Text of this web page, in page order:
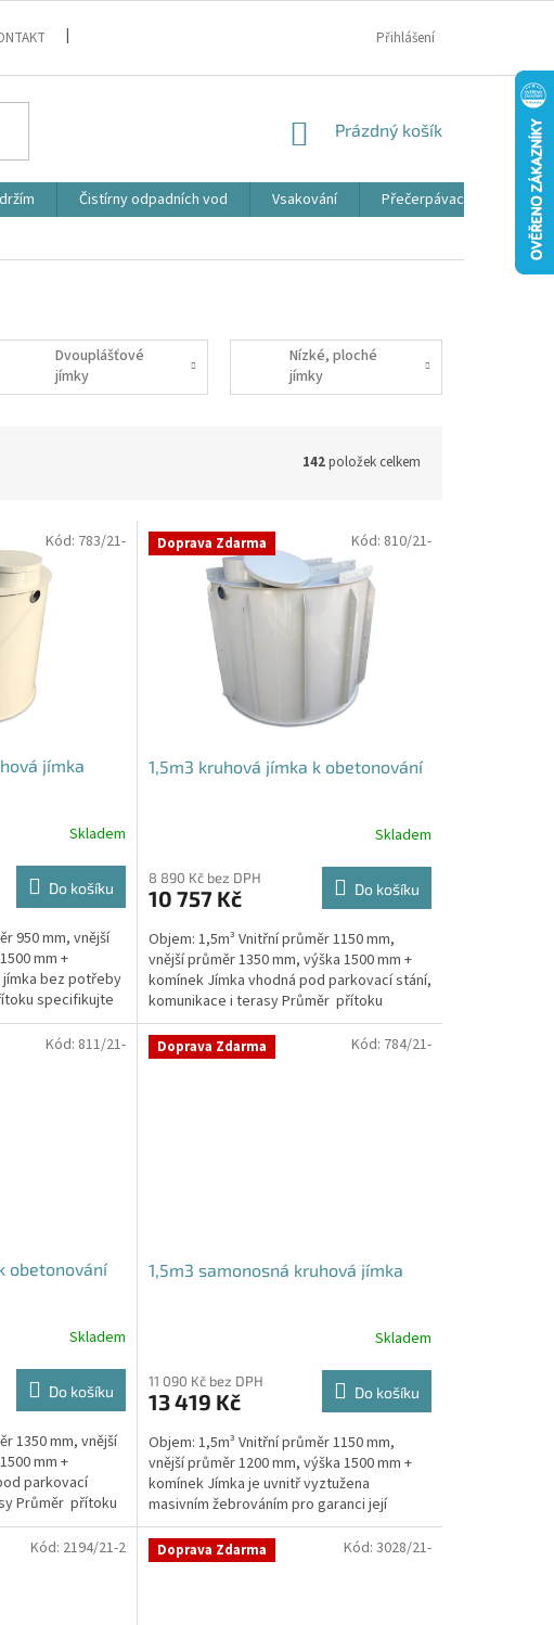
Přihlášení
NÁKUPNÍ
Prázdný košík
Čistírny odpadních vod Vsakování Přečerpávací jímky
Dvouplášťové
jímky
Nízké, ploché
jímky
142položek celkem
jímka
Skladem
Do košíku
950 mm, vnější
mm +
bez potřeby
specifikujte
Kód: 783/21- Doprava Zdarma
1,5m3 kruhová jímka k obetonování
produktu
je
z
5
hvězdiček.
Skladem
8 890 Kč bez DPH
10 757 Kč Do košíku
Objem: 1,5m³ Vnitřní průměr 1150 mm,
vnější průměr 1350 mm, výška 1500 mm +
komínek Jímka vhodná pod parkovací stání,
komunikace i terasy Průměr přítoku
specifikujte v...
Kód: 810/21-
obetonování
Skladem
Do košíku
1350 mm, vnější
mm +
parkovací
Průměr přítoku
Kód: 811/21- Doprava Zdarma
1,5m3 samonosná kruhová jímka
produktu
je
z
5
hvězdiček.
Skladem
11 090 Kč bez DPH
13 419 Kč Do košíku
Objem: 1,5m³ Vnitřní průměr 1150 mm,
vnější průměr 1200 mm, výška 1500 mm +
komínek Jímka je uvnitř vyztužena
masivním žebrováním pro garanci její
samonosnosti.Kvalitní, pevná...
Kód: 784/21-
Kód: 2194/21-2 Doprava Zdarma Kód: 3028/21-